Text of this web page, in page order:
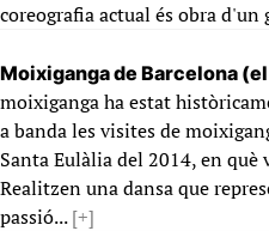
coreografia actual és obra d'un
Moixiganga de Barcelona
moixiganga ha estat
a banda les visites de
Santa Eulàlia del 2014, en què
Realitzen una dansa que
passió...[+]